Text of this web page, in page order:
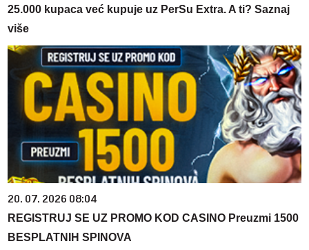
25.000 kupaca već kupuje uz PerSu Extra. A ti? Saznaj
više
20. 07. 2026 08:04
REGISTRUJ SE UZ PROMO KOD CASINO Preuzmi 1500
BESPLATNIH SPINOVA